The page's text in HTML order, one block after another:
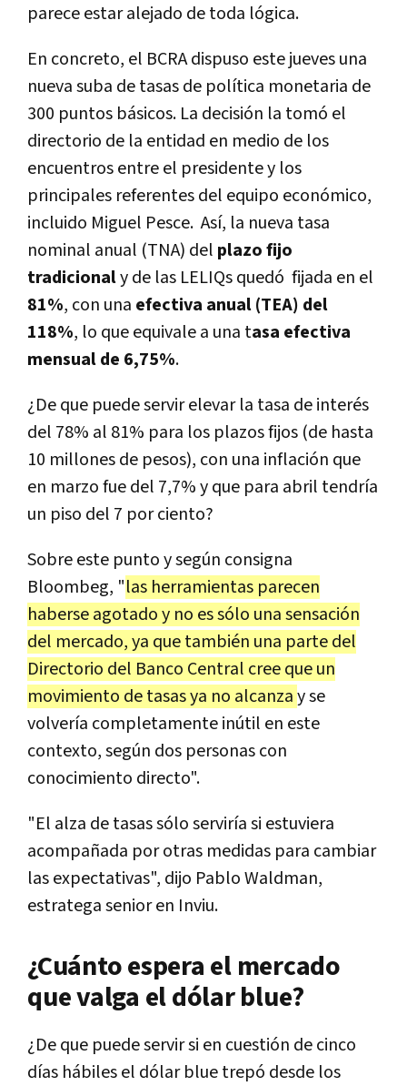
parece estar alejado de toda lógica.
En concreto, el BCRA dispuso este jueves una
nueva suba de tasas de política monetaria de
300 puntos básicos. La decisión la tomó el
directorio de la entidad en medio de los
encuentros entre el presidente y los
principales referentes del equipo económico,
incluido Miguel Pesce. Así, la nueva tasa
nominal anual (TNA) del plazo fijo
tradicionaly de las LELIQs quedó fijada en el
81%, con una efectiva anual (TEA) del
118%, lo que equivale a una tasa efectiva
mensual de 6,75%.
¿De que puede servir elevar la tasa de interés
del 78% al 81% para los plazos fijos (de hasta
10 millones de pesos), con una inflación que
en marzo fue del 7,7% y que para abril tendría
un piso del 7 por ciento?
Sobre este punto y según consigna
Bloombeg, "las herramientas parecen
haberse agotado y no es sólo una sensación
del mercado, ya que también una parte del
Directorio del Banco Central cree que un
movimiento de tasas ya no alcanzay se
volvería completamente inútil en este
contexto, según dos personas con
conocimiento directo".
"El alza de tasas sólo serviría si estuviera
acompañada por otras medidas para cambiar
las expectativas", dijo Pablo Waldman,
estratega senior en Inviu.
¿Cuánto espera el mercado
que valga el dólar blue?
¿De que puede servir si en cuestión de cinco
días hábiles el dólar blue trepó desde los